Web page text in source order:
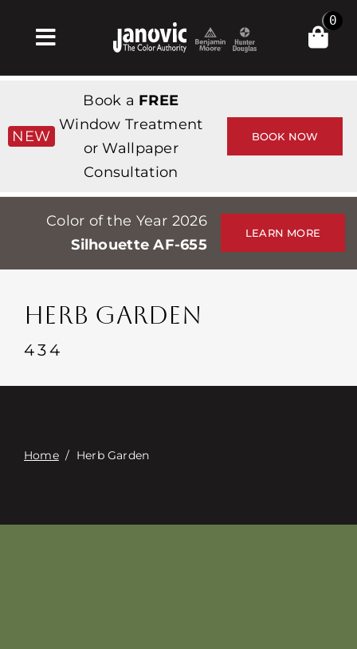
Toggle
Navigation
Products & Services
Κατάστημα
Professionals
Stores
Εκδηλώσεις
Επαφή
0
NEW
Book a FREE
Window Treatment
or Wallpaper
Consultation
BOOK NOW
Color of the Year 2026
Silhouette AF-655
LEARN MORE
HERB GARDEN
434
Home/ Herb Garden